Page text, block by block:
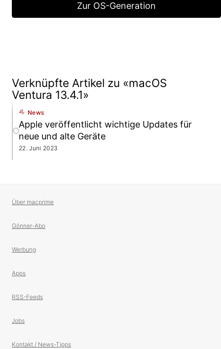
Zur OS-Generation
Verknüpfte Artikel zu «macOS
Ventura 13.4.1»
News
Apple veröffentlicht wichtige Updates für
neue und alte Geräte
22. Juni 2023
Über macprime
Gönner-Abo
Werbung
Apps
RSS-Feeds
Jobs
Kontakt / News-Tipps